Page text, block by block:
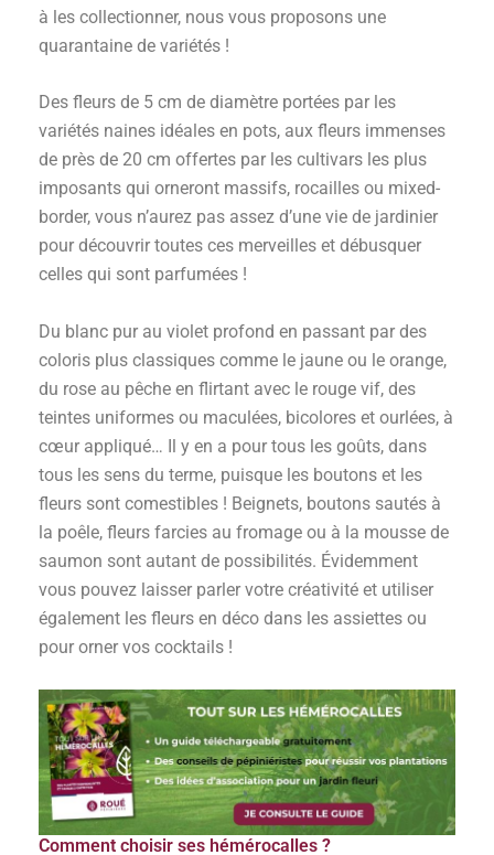
à les collectionner, nous vous proposons une
quarantaine de variétés !
Des fleurs de 5 cm de diamètre portées par les
variétés naines idéales en pots, aux fleurs immenses
de près de 20 cm offertes par les cultivars les plus
imposants qui orneront massifs, rocailles ou mixed-
border, vous n’aurez pas assez d’une vie de jardinier
pour découvrir toutes ces merveilles et débusquer
celles qui sont parfumées !
Du blanc pur au violet profond en passant par des
coloris plus classiques comme le jaune ou le orange,
du rose au pêche en flirtant avec le rouge vif, des
teintes uniformes ou maculées, bicolores et ourlées, à
cœur appliqué… Il y en a pour tous les goûts, dans
tous les sens du terme, puisque les boutons et les
fleurs sont comestibles ! Beignets, boutons sautés à
la poêle, fleurs farcies au fromage ou à la mousse de
saumon sont autant de possibilités. Évidemment
vous pouvez laisser parler votre créativité et utiliser
également les fleurs en déco dans les assiettes ou
pour orner vos cocktails !
Comment choisir ses hémérocalles ?